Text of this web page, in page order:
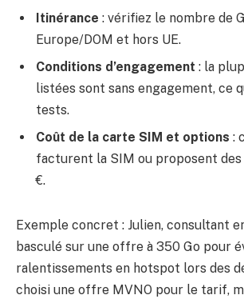
Itinérance : vérifiez le nombre de
Europe/DOM et hors UE.
Conditions d’engagement : la
listées sont sans engagement, ce
tests.
Coût de la carte SIM et options :
facturent la SIM ou proposent des
€.
Exemple concret : Julien, consultant
basculé sur une offre à 350 Go pour
ralentissements en hotspot lors des
choisi une offre MVNO pour le tarif,